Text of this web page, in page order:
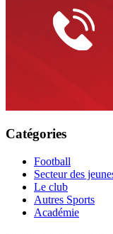
Catégories
Football
Secteur des
Le club
Autres Sports
Académie